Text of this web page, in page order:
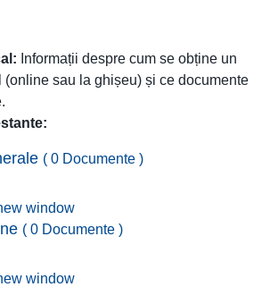
Informații despre cum se obține un
(online sau la ghișeu) și ce documente
( 0 Documente )
window
( 0 Documente )
window